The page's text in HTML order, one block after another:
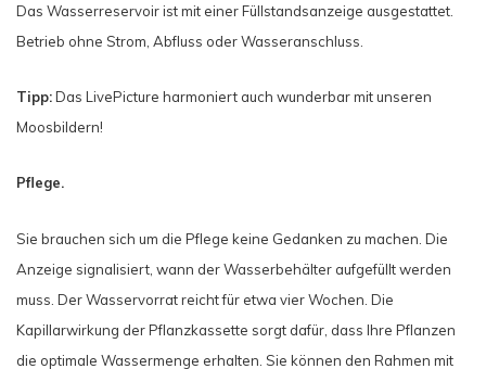
Das Wasserreservoir ist mit einer Füllstandsanzeige ausgestattet.
Betrieb ohne Strom, Abfluss oder Wasseranschluss.
Tipp:Das LivePicture harmoniert auch wunderbar mit unseren
Moosbildern!
Pflege.
Sie brauchen sich um die Pflege keine Gedanken zu machen. Die
Anzeige signalisiert, wann der Wasserbehälter aufgefüllt werden
muss. Der Wasservorrat reicht für etwa vier Wochen. Die
Kapillarwirkung der Pflanzkassette sorgt dafür, dass Ihre Pflanzen
die optimale Wassermenge erhalten. Sie können den Rahmen mit